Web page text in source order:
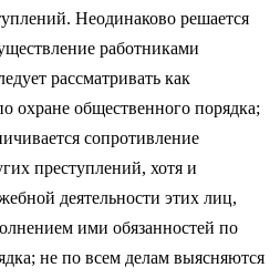
Неодинаково решается
работниками
рассматривать как
охране общественного порядка;
сопротивление
преступлений, хотя и
деятельности этих лиц,
ими обязанностей по
не по всем делам выясняются